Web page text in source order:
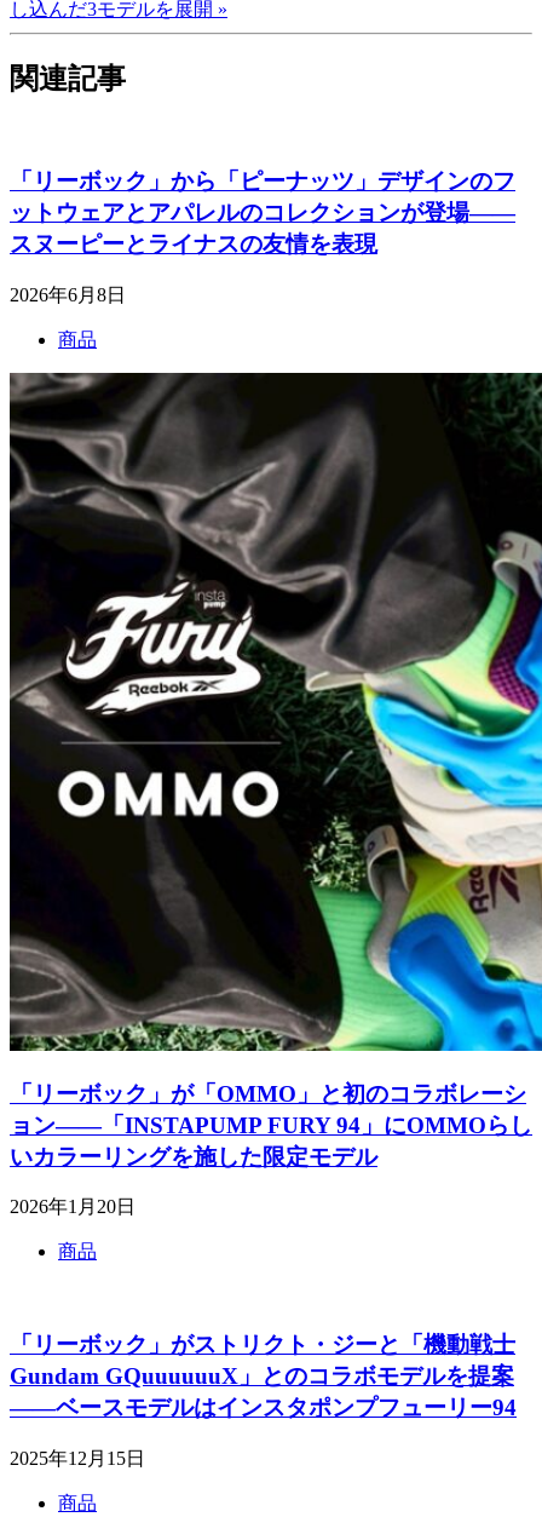
し込んだ3モデルを展開 »
関連記事
「リーボック」から「ピーナッツ」デザインのフ
ットウェアとアパレルのコレクションが登場――
スヌーピーとライナスの友情を表現
2026年6月8日
商品
「リーボック」が「OMMO」と初のコラボレーシ
ョン――「INSTAPUMP FURY 94」にOMMOらし
いカラーリングを施した限定モデル
2026年1月20日
商品
「リーボック」がストリクト・ジーと「機動戦士
Gundam GQuuuuuuX」とのコラボモデルを提案
――ベースモデルはインスタポンプフューリー94
2025年12月15日
商品